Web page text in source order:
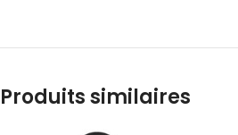
Produits similaires